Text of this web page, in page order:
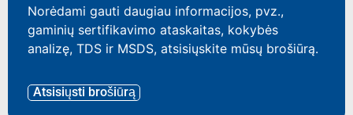
Norėdami gauti daugiau informacijos, pvz.,
gaminių sertifikavimo ataskaitas, kokybės
analizę, TDS ir MSDS, atsisiųskite mūsų brošiūrą.
Atsisiųsti brošiūrą